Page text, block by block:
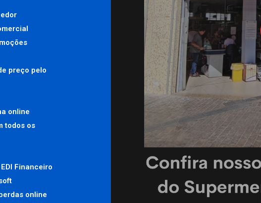
preço pelo
online
todos os
Financeiro
online